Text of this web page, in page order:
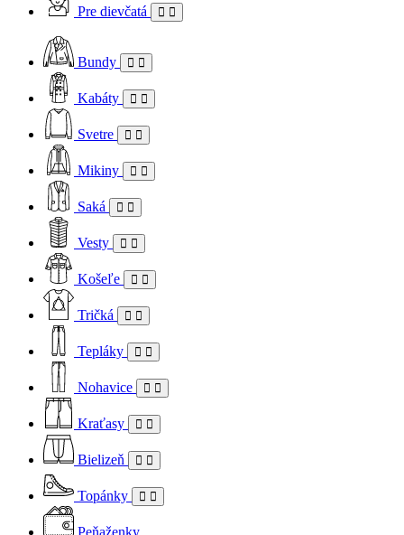
Pre dievčatá
Bundy
Kabáty
Svetre
Mikiny
Saká
Vesty
Košeľe
Tričká
Tepláky
Nohavice
Kraťasy
Bielizeň
Topánky
Peňaženky